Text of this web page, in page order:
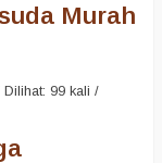
Murah
99 kali /